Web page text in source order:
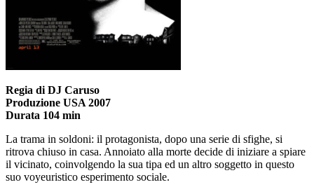
Regia di DJ Caruso
Produzione USA 2007
Durata 104 min
La trama in soldoni: il protagonista, dopo una serie di sfighe, si
ritrova chiuso in casa. Annoiato alla morte decide di iniziare a spiare
il vicinato, coinvolgendo la sua tipa ed un altro soggetto in questo
suo voyeuristico esperimento sociale.